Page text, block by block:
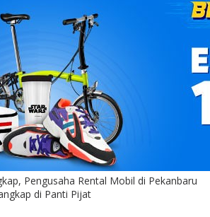
Pengusaha Rental Mobil di Pekanbaru
di Panti Pijat